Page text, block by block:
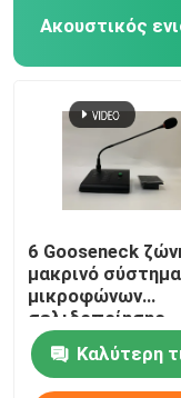
Ακουστικός
6 Gooseneck
μακρινό σύστημα
μικροφώνων
σελιδοποίησης
κλήσης για τον
ακουστικό
μητρών
Καλύτερη